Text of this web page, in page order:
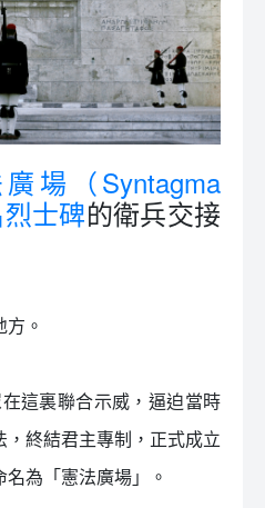
場（Syntagma
士碑的衛兵交接
。
這裏聯合示威，逼迫當時
終結君主專制，正式成立
為「憲法廣場」。